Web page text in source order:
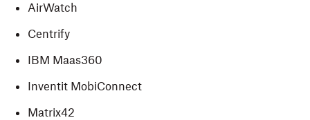
AirWatch
Centrify
IBM Maas360
Inventit MobiConnect
Matrix42